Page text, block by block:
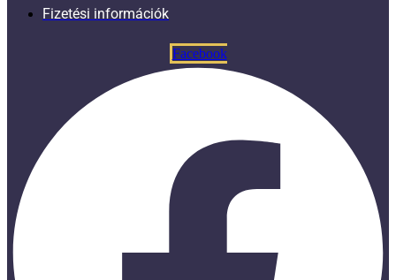
Fizetési információk
Facebook